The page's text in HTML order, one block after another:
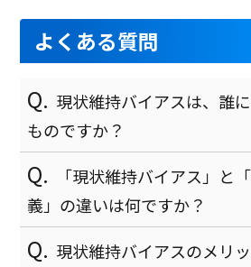
家族管理
オンライン試験対応
購入版
ITスキル科目
レポート機能
月額制
よくある質問
現状維持バイアスは、誰
ものですか？
「現状維持バイアス」と
義」の違いは何ですか？
現状維持バイアスのメリ